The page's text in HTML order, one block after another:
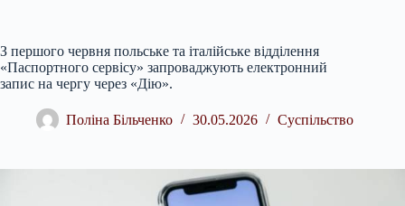
З першого червня польське та італійське відділення
«Паспортного сервісу» запроваджують електронний
запис на чергу через «Дію».
Поліна Більченко 30.05.2026 Суспільство